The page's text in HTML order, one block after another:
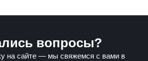
вопросы?
на сайте — мы свяжемся с вами в